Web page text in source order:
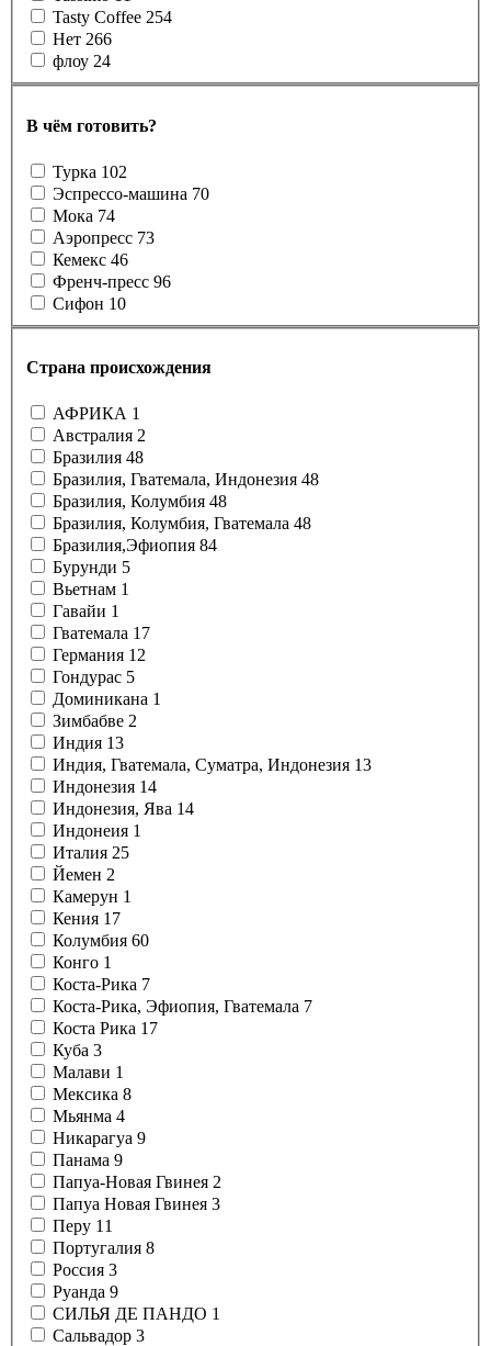
Tasty Coffee 254
Нет 266
флоу 24
В чём готовить?
Турка 102
Эспрессо-машина 70
Мока 74
Аэропресс 73
Кемекс 46
Френч-пресс 96
Сифон 10
Страна происхождения
АФРИКА 1
Австралия 2
Бразилия 48
Бразилия, Гватемала, Индонезия 48
Бразилия, Колумбия 48
Бразилия, Колумбия, Гватемала 48
Бразилия,Эфиопия 84
Бурунди 5
Вьетнам 1
Гавайи 1
Гватемала 17
Германия 12
Гондурас 5
Доминикана 1
Зимбабве 2
Индия 13
Индия, Гватемала, Суматра, Индонезия 13
Индонезия 14
Индонезия, Ява 14
Индонеия 1
Италия 25
Йемен 2
Камерун 1
Кения 17
Колумбия 60
Конго 1
Коста-Рика 7
Коста-Рика, Эфиопия, Гватемала 7
Коста Рика 17
Куба 3
Малави 1
Мексика 8
Мьянма 4
Никарагуа 9
Панама 9
Папуа-Новая Гвинея 2
Папуа Новая Гвинея 3
Перу 11
Португалия 8
Россия 3
Руанда 9
СИЛЬЯ ДЕ ПАНДО 1
Сальвадор 3